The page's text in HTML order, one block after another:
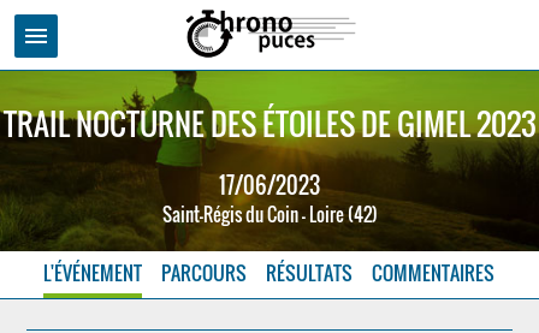
menu
TRAIL NOCTURNE DES ÉTOILES DE GIMEL 2023
17/06/2023
Saint-Régis du Coin - Loire (42)
L'ÉVÉNEMENT PARCOURS RÉSULTATS COMMENTAIRES